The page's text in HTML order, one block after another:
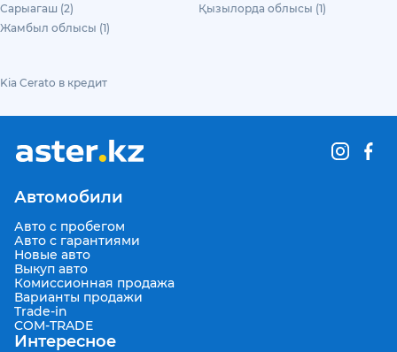
Сарыагаш (2)
Қызылорда облысы (1)
Жамбыл облысы (1)
Kia Cerato в кредит
Автомобили
Авто с пробегом
Авто с гарантиями
Новые авто
Выкуп авто
Комиссионная продажа
Варианты продажи
Trade-in
COM-TRADE
Интересное